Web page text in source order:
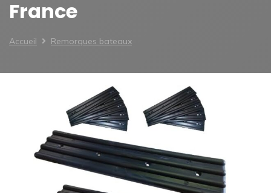
France
Accueil Remorques bateaux